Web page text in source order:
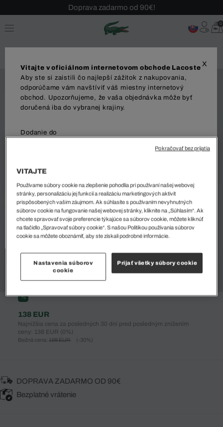
Doprava zadarmo od 90€!
Sezónny výpredaj až -40 %!
Bezplatné vrátenie!
0
%
138 EUR
Najnižšia cena za posledných 30 dní pred posledným znížením
ceny: 138 EUR (0%)
Bežná cena: 198 EUR (-30%)
DOPRAVA ZADARMO OD 90€
Bezplatné vrátenie
X
Vitajte v oficiálnom internetovom obchode Lacoste
Aby ste si zaistili čo najlepší zážitok z nakupovania,
odporúčame vám navštíviť váš miestny internetový
obchod. Upozorňujeme, že vaša objednávka môže byť
doručená iba do vybranej krajiny.
Dodanie do
ZAČAŤ NAKUPOVAŤ
VITAJTE
Používame súbory cookie na zlepšenie pohodlia pri používaní našej webovej
stránky, personalizáciu jej funkcií a realizáciu marketingových aktivít
prispôsobených vašim záujmom. Ak súhlasíte s používaním nevyhnutných
súborov cookie na fungovanie našej webovej stránky, kliknite na „Súhlasím“. Ak
chcete spravovať svoje preferencie týkajúce sa súborov cookie, môžete kliknúť
na tlačidlo „Spravovať súbory cookie“. S našou Politikou používania súborov
cookie sa môžete oboznámiť, aby ste získali podrobné informácie.
Nastavenia súborov
cookie
Prijať všetky súbory cookie
Pokračovať bez prijatia